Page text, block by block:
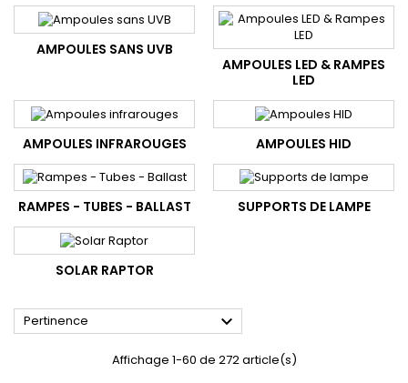
AMPOULES SANS UVB
AMPOULES LED & RAMPES
LED
AMPOULES INFRAROUGES AMPOULES HID
RAMPES - TUBES - BALLAST SUPPORTS DE LAMPE
SOLAR RAPTOR
Pertinence 
Affichage 1-60 de 272 article(s)